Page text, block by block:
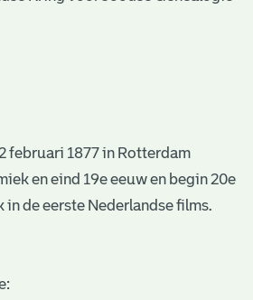
februari 1877 in Rotterdam
en eind 19e eeuw en begin 20e
de eerste Nederlandse films.